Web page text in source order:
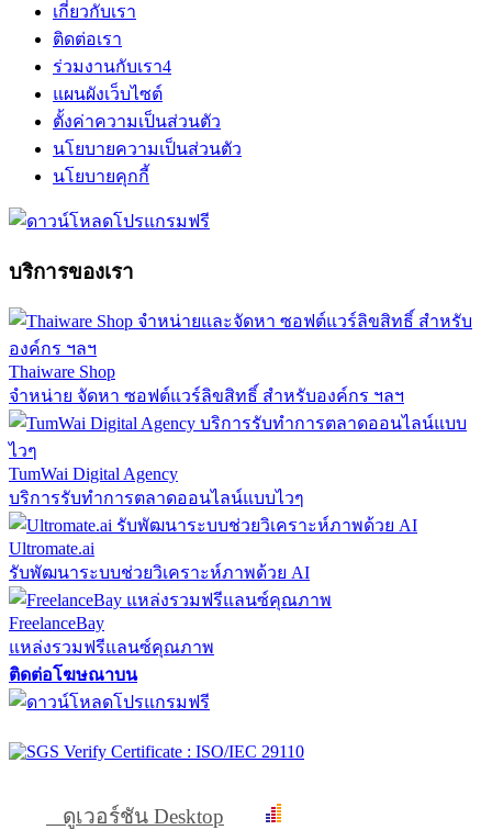
เกี่ยวกับเรา
ติดต่อเรา
ร่วมงานกับเรา4
แผนผังเว็บไซต์
ตั้งค่าความเป็นส่วนตัว
นโยบายความเป็นส่วนตัว
นโยบายคุกกี้
บริการของเรา
Thaiware Shop
จำหน่าย จัดหา ซอฟต์แวร์ลิขสิทธิ์ สำหรับองค์กร ฯลฯ
TumWai Digital Agency
บริการรับทำการตลาดออนไลน์แบบไวๆ
Ultromate.ai
รับพัฒนาระบบช่วยวิเคราะห์ภาพด้วย AI
FreelanceBay
แหล่งรวมฟรีแลนซ์คุณภาพ
ติดต่อโฆษณาบน
ดูเวอร์ชัน Desktop